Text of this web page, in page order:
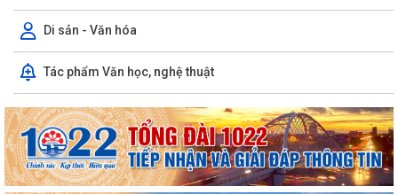
Di sản - Văn hóa
Tác phẩm Văn học, nghệ thuật